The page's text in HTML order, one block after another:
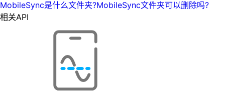
MobileSync是什么文件夹?MobileSync文件夹可以删除吗?
相关API